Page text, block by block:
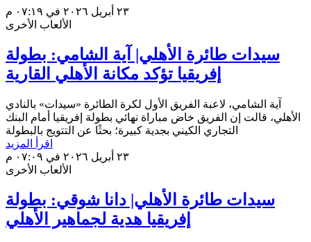
٢٣ أبريل ٢٠٢٦ في ٠٧:١٩ م
الألعاب الأخرى
إفريقيا تؤكد مكانة الأهلي القارية
آية الشامي، لاعبة الفريق الأول لكرة الطائرة «سيدات» بالنادي
الأهلي، قالت إن الفريق خاض مباراة نهائي بطولة إفريقيا أمام البنك
‏التجاري الكيني بجدية كبيرة؛ بحثًا ‏عن التتويج بالبطولة
اقرأ المزيد
٢٣ أبريل ٢٠٢٦ في ٠٧:٠٩ م
الألعاب الأخرى
سيدات طائرة الأهلي| دانا شوقي: بطولة
إفريقيا هدية لجماهير الأهلي